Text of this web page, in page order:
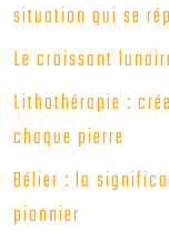
situation qui se
Le croissant
Lithothérapie :
chaque pierre
Bélier : la
pionnier